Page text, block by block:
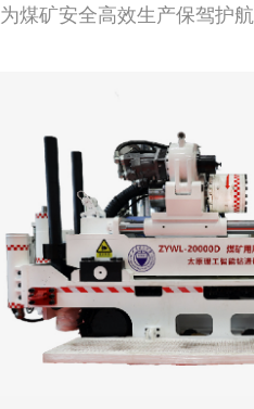
为煤矿安全高效生产保驾护航